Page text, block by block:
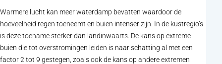
Warmere lucht kan meer waterdamp bevatten waardoor de
hoeveelheid regen toeneemt en buien intenser zijn. In de kustregio’s
is deze toename sterker dan landinwaarts. De kans op extreme
buien die tot overstromingen leiden is naar schatting al met een
factor 2 tot 9 gestegen, zoals ook de kans op andere extremen